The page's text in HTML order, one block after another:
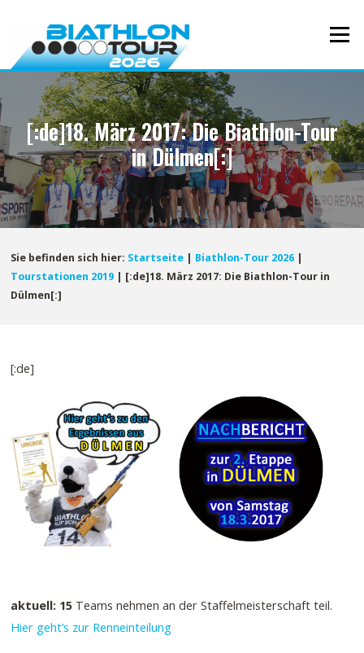
Inhalt
Menü
[:de]18. März 2017: Die Biathlon-Tour
in Dülmen[:]
Sie befinden sich hier: Startseite | Biathlon-Tour 2026 |
Tourstationen 2019 | [:de]18. März 2017: Die Biathlon-Tour in
Dülmen[:]
[:de]
aktuell: 15 Teams nehmen an der Staffelmeisterschaft teil.
Hier geht’s zur Renneinteilung